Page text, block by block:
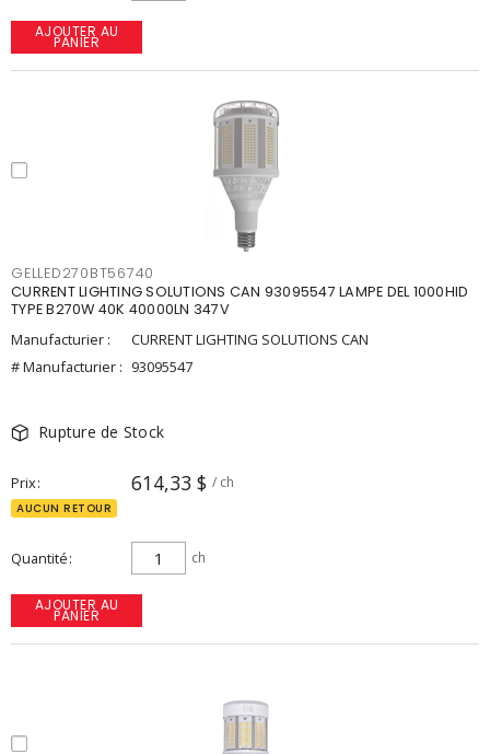
AJOUTER AU
PANIER
GELLED270BT56740
CURRENT LIGHTING SOLUTIONS CAN 93095547 LAMPE DEL 1000HID
TYPE B270W 40K 40000LN 347V
Manufacturier :
CURRENT LIGHTING SOLUTIONS CAN
# Manufacturier : 93095547
Rupture de Stock
Prix 614,33 $ / ch
AUCUN RETOUR
Quantité ch
AJOUTER AU
PANIER